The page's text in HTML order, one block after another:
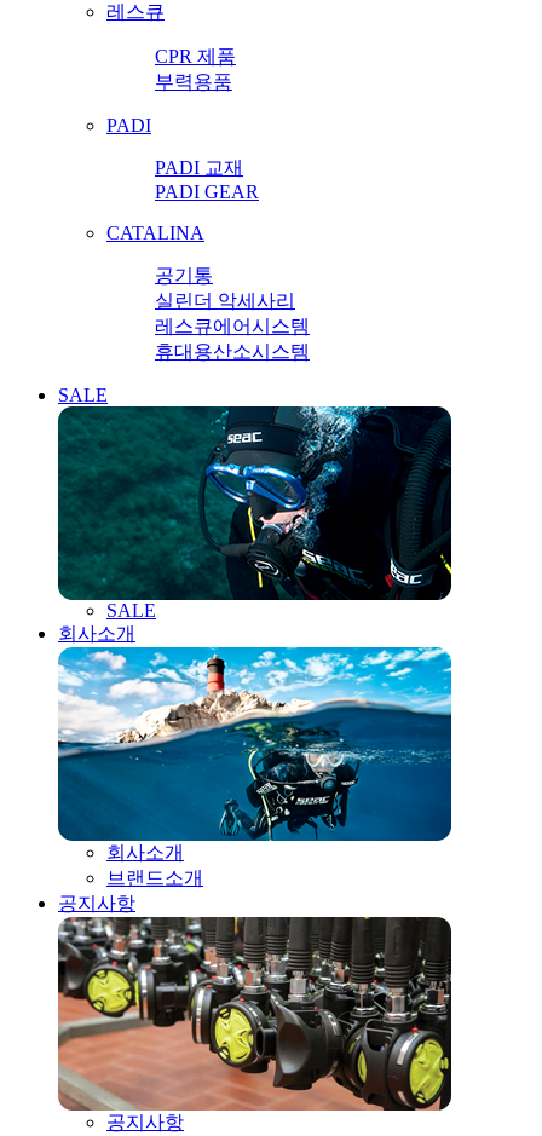
레스큐
CPR 제품
부력용품
PADI
PADI 교재
PADI GEAR
CATALINA
공기통
실린더 악세사리
레스큐에어시스템
휴대용산소시스템
SALE
SALE
회사소개
회사소개
브랜드소개
공지사항
공지사항